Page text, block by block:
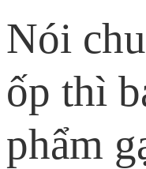
Nói
ốp thì
phẩm